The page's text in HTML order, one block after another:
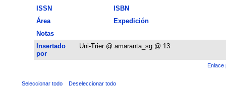
ISSN
ISBN
Área
Expedición
Notas
Insertado
por
Uni-Trier @ amaranta_sg @ 13
Enlace
Seleccionar todo Deseleccionar todo